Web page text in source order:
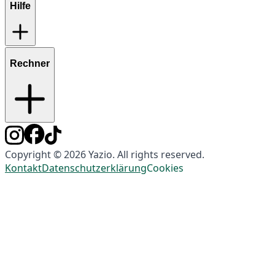
Hilfe
Rechner
Copyright © 2026 Yazio. All rights reserved.
KontaktDatenschutzerklärungCookies